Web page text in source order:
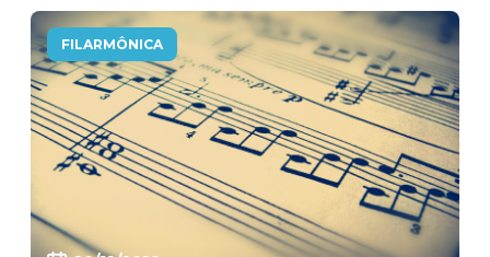
FILARMÔNICA